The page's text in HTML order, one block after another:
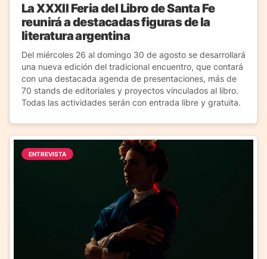
La XXXII Feria del Libro de Santa Fe
reunirá a destacadas figuras de la
literatura argentina
Del miércoles 26 al domingo 30 de agosto se desarrollará
una nueva edición del tradicional encuentro, que contará
con una destacada agenda de presentaciones, más de
70 stands de editoriales y proyectos vinculados al libro.
Todas las actividades serán con entrada libre y gratuita.
ENTREVISTA